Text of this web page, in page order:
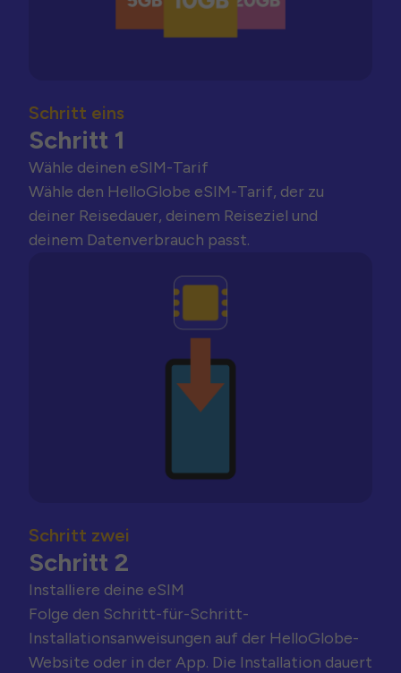
Schritt eins
Schritt 1
Wähle deinen eSIM-Tarif
Wähle den HelloGlobe eSIM-Tarif, der zu
deiner Reisedauer, deinem Reiseziel und
deinem Datenverbrauch passt.
Schritt zwei
Schritt 2
Installiere deine eSIM
Folge den Schritt-für-Schritt-
Installationsanweisungen auf der HelloGlobe-
Website oder in der App. Die Installation dauert